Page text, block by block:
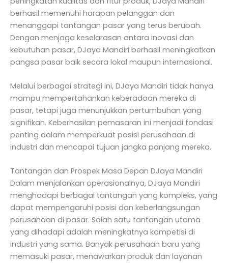
berhasil memenuhi harapan pelanggan dan
menanggapi tantangan pasar yang terus berubah.
Dengan menjaga keselarasan antara inovasi dan
kebutuhan pasar, DJaya Mandiri berhasil meningkatkan
pangsa pasar baik secara lokal maupun internasional.
Melalui berbagai strategi ini, DJaya Mandiri tidak hanya
mampu mempertahankan keberadaan mereka di
pasar, tetapi juga menunjukkan pertumbuhan yang
signifikan. Keberhasilan pemasaran ini menjadi fondasi
penting dalam memperkuat posisi perusahaan di
industri dan mencapai tujuan jangka panjang mereka.
Tantangan dan Prospek Masa Depan DJaya Mandiri
Dalam menjalankan operasionalnya, DJaya Mandiri
menghadapi berbagai tantangan yang kompleks, yang
dapat mempengaruhi posisi dan keberlangsungan
perusahaan di pasar. Salah satu tantangan utama
yang dihadapi adalah meningkatnya kompetisi di
industri yang sama. Banyak perusahaan baru yang
memasuki pasar, menawarkan produk dan layanan